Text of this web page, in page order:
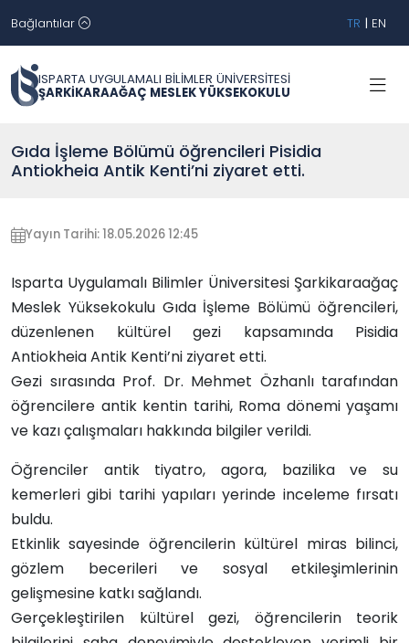
Bağlantılar TR | EN
ISPARTA UYGULAMALI BİLİMLER ÜNİVERSİTESİ
ŞARKİKARAAĞAÇ MESLEK YÜKSEKOKULU
Gıda İşleme Bölümü öğrencileri Pisidia
Antiokheia Antik Kenti’ni ziyaret etti.
Yayın Tarihi: 18.05.2026 12:45
Isparta Uygulamalı Bilimler Üniversitesi Şarkikaraağaç
Meslek Yüksekokulu Gıda İşleme Bölümü öğrencileri,
düzenlenen kültürel gezi kapsamında Pisidia
Antiokheia Antik Kenti’ni ziyaret etti.
Gezi sırasında Prof. Dr. Mehmet Özhanlıtarafından
öğrencilere antik kentin tarihi, Roma dönemi yaşamı
ve kazı çalışmaları hakkında bilgiler verildi.
Öğrenciler antik tiyatro, agora, bazilika ve su
kemerleri gibi tarihi yapıları yerinde inceleme fırsatı
buldu.
Etkinlik sayesinde öğrencilerin kültürel miras bilinci,
gözlem becerileri ve sosyal etkileşimlerinin
gelişmesine katkı sağlandı.
Gerçekleştirilen kültürel gezi, öğrencilerin teorik